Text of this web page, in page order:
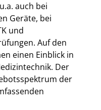
auch bei
Geräte, bei
und
Auf den
einen Einblick in
Der
der